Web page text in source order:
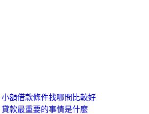
額借款條件找哪間比較好
款最重要的事情是什麼